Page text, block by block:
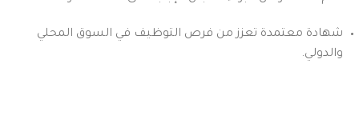
شهادة معتمدة تعزز من فرص التوظيف في السوق المحلي
والدولي.